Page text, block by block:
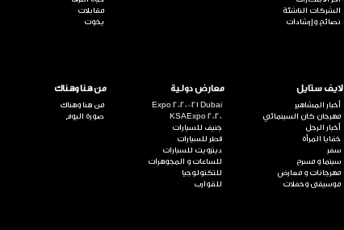
الشركات الناشئة
نصائح وإرشادات
مقابلات
يخوت
لايف ستايل
أخبار المشاهير
مهرجان كان السينمائي
أخبار الرجل
خفايا المرأة
سفر
سينما و مسرح
مهرجانات و معارض
موسيقى وحفلات
معارض دولية
Expo 2020-21 Dubai
KSAExpo 2020
جنيف للسيارات
قطر للسيارات
ديترويت للسيارات
للساعات و المجوهرات
للتكنولوجيا
للقوارب
من هنا وهناك
من هنا وهناك
صورة اليوم